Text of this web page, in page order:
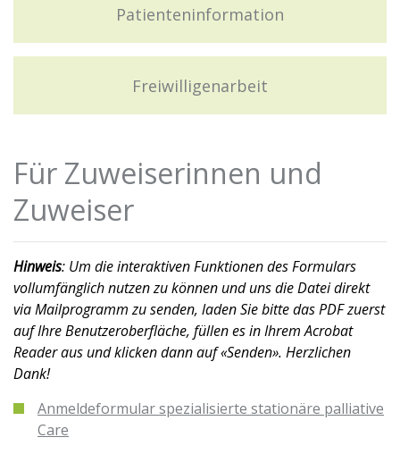
Patienteninformation
Freiwilligenarbeit
Für Zuweiserinnen und
Zuweiser
Hinweis: Um die interaktiven Funktionen des Formulars
vollumfänglich nutzen zu können und uns die Datei direkt
via Mailprogramm zu senden, laden Sie bitte das PDF zuerst
auf Ihre Benutzeroberfläche, füllen es in Ihrem Acrobat
Reader aus und klicken dann auf «Senden». Herzlichen
Dank!
Anmeldeformular spezialisierte stationäre palliative
Care